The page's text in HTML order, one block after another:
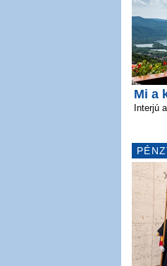
Mi a
Interjú